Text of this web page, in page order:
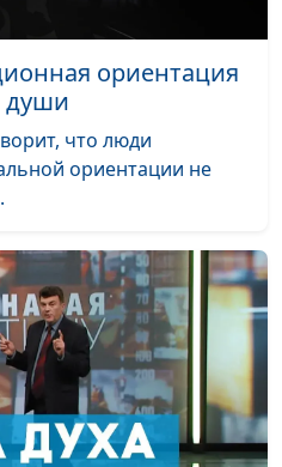
ориентация
души
что люди
ориентации не